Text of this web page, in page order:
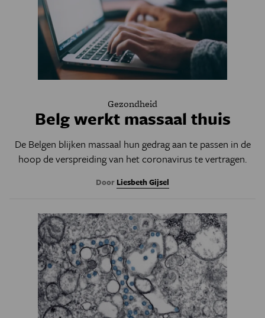
Gezondheid
Belg werkt massaal thuis
De Belgen blijken massaal hun gedrag aan te passen in de
hoop de verspreiding van het coronavirus te vertragen.
Door Liesbeth Gijsel